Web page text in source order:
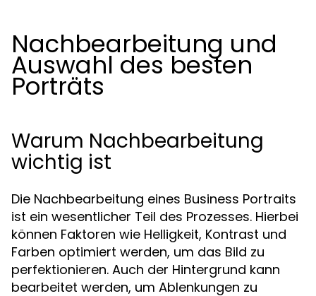
Nachbearbeitung und
Auswahl des besten
Porträts
Warum Nachbearbeitung
wichtig ist
Die Nachbearbeitung eines Business Portraits
ist ein wesentlicher Teil des Prozesses. Hierbei
können Faktoren wie Helligkeit, Kontrast und
Farben optimiert werden, um das Bild zu
perfektionieren. Auch der Hintergrund kann
bearbeitet werden, um Ablenkungen zu